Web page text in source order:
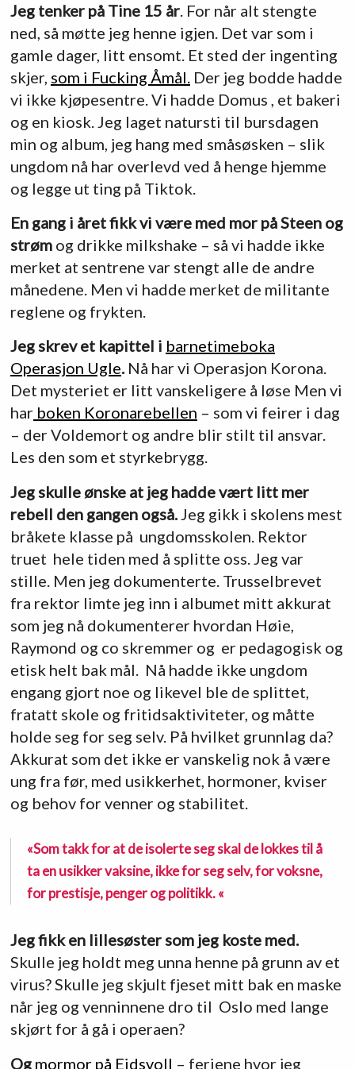
Jeg tenker på Tine 15 år. For når alt stengte
ned, så møtte jeg henne igjen. Det var som i
gamle dager, litt ensomt. Et sted der ingenting
skjer, som i Fucking Åmål.Der jeg bodde hadde
vi ikke kjøpesentre. Vi hadde Domus , et bakeri
og en kiosk. Jeg laget natursti til bursdagen
min og album, jeg hang med småsøsken – slik
ungdom nå har overlevd ved å henge hjemme
og legge ut ting på Tiktok.
En gang i året fikk vi være med mor på Steen og
strømog drikke milkshake – så vi hadde ikke
merket at sentrene var stengt alle de andre
månedene. Men vi hadde merket de militante
reglene og frykten.
Jeg skrev et kapittel i barnetimeboka
Operasjon Ugle.Nå har vi Operasjon Korona.
Det mysteriet er litt vanskeligere å løse Men vi
harboken Koronarebellen – som vi feirer i dag
– der Voldemort og andre blir stilt til ansvar.
Les den som et styrkebrygg.
Jeg skulle ønske at jeg hadde vært litt mer
rebell den gangen også.Jeg gikk i skolens mest
bråkete klasse på ungdomsskolen. Rektor
truet hele tiden med å splitte oss. Jeg var
stille. Men jeg dokumenterte. Trusselbrevet
fra rektor limte jeg inn i albumet mitt akkurat
som jeg nå dokumenterer hvordan Høie,
Raymond og co skremmer og er pedagogisk og
etisk helt bak mål. Nå hadde ikke ungdom
engang gjort noe og likevel ble de splittet,
fratatt skole og fritidsaktiviteter, og måtte
holde seg for seg selv. På hvilket grunnlag da?
Akkurat som det ikke er vanskelig nok å være
ung fra før, med usikkerhet, hormoner, kviser
og behov for venner og stabilitet.
«Som takk for at de isolerte seg skal de lokkes til å
ta en usikker vaksine, ikke for seg selv, for voksne,
for prestisje, penger og politikk. «
Jeg fikk en lillesøster som jeg koste med.
Skulle jeg holdt meg unna henne på grunn av et
virus? Skulle jeg skjult fjeset mitt bak en maske
når jeg og venninnene dro til Oslo med lange
skjørt for å gå i operaen?
Og mormor på Eidsvoll – feriene hvor jeg